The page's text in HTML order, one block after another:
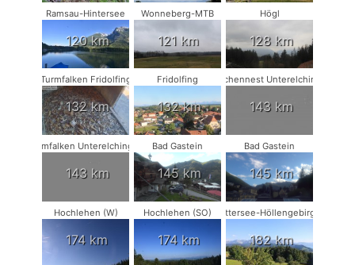
Ramsau-Hintersee
120 km
Wonneberg-MTB
121 km
Högl
128 km
Turmfalken Fridolfing
132 km
Fridolfing
132 km
Storchennest Unterelchingen
143 km
Turmfalken Unterelchingen
143 km
Bad Gastein
145 km
Bad Gastein
145 km
Hochlehen (W)
174 km
Hochlehen (SO)
174 km
Attersee-Höllengebirge
182 km